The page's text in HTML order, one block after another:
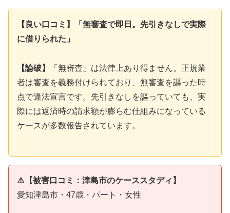
【良い口コミ】「無審査で即日。先引きなしで実際
に借りられた」
【論破】
「無審査」は法律上あり得ません。正規業
者は審査を義務付けられており、無審査を謳った時
点で違法宣言です。先引きなしを謳っていても、実
際には返済時の請求額が膨らむ仕組みになっている
ケースが多数報告されています。
⚠️【被害口コミ：津島市のケーススタディ】
愛知津島市・47歳・パート・女性